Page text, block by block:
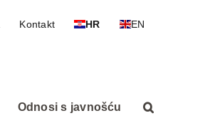
Kontakt HR EN
Odnosi s javnošću